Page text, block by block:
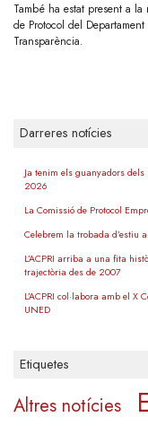
També ha estat present a
de Protocol del
Transparència.
Darreres notícies
Ja tenim els guanyadors
2026
La Comissió de Protocol
Celebrem la trobada d’estiu
L’ACPRI arriba a una fita
trajectòria des de 2007
L’ACPRI col·labora amb el
UNED
Etiquetes
Altres notícies